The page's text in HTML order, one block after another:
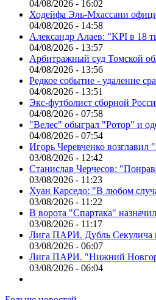
04/08/2026 - 16:02
Ходейфа Эль-Мхассани
04/08/2026 - 14:58
Александр Алаев: "KPI в 18
04/08/2026 - 13:57
Арбитражный суд Томской
04/08/2026 - 13:56
Редкое событие - удаление
04/08/2026 - 13:51
Экс-футболист сборной
04/08/2026 - 07:58
"Велес" обыграл "Ротор" и
04/08/2026 - 07:54
Игорь Черевченко возглавил
03/08/2026 - 12:42
Станислав Черчесов:
03/08/2026 - 11:23
Хуан Карседо: "В любом
03/08/2026 - 11:22
В ворота "Спартака"
03/08/2026 - 11:17
Лига ПАРИ. Дубль Секулича
03/08/2026 - 06:07
Лига ПАРИ. "Нижний
03/08/2026 - 06:04